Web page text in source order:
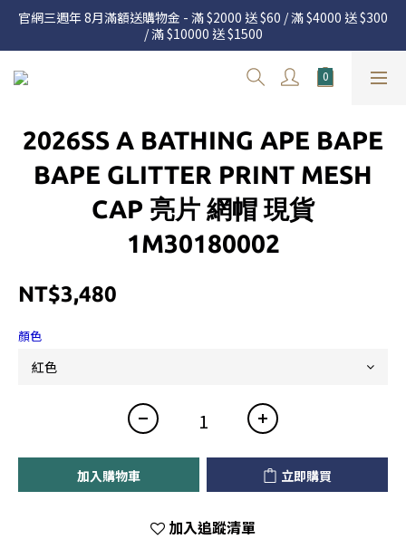
官網三週年 8月滿額送購物金 - 滿 $2000 送 $60 / 滿 $4000 送 $300
/ 滿 $10000 送 $1500
官網三週年 8月滿額送購物金 - 滿 $2000 送 $60 / 滿 $4000 送 $300
/ 滿 $10000 送 $1500
7.22 – 8.13 日本連線中，絕對讓你買到爆
度請詳閱公告
官網三週年 8月滿額送購物金 - 滿 $2000 送 $60 / 滿 $4000 送 $300
/ 滿 $10000 送 $1500
2026SS A BATHING APE BAPE
BAPE GLITTER PRINT MESH
CAP 亮片 網帽 現貨
1M30180002
NT$3,480
顏色
加入購物車 立即購買
加入追蹤清單